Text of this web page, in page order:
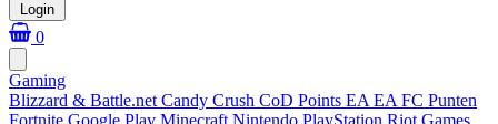
Login
0
Gaming
Blizzard & Battle.net Candy Crush CoD Points EA EA FC Punten
Fortnite Google Play Minecraft Nintendo PlayStation Riot Games